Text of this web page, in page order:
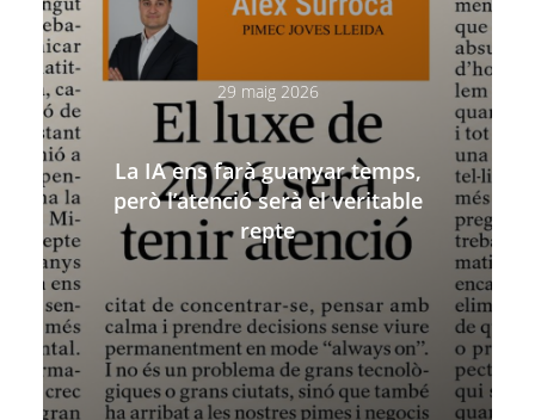
29 maig 2026
La IA ens farà guanyar temps,
però l’atenció serà el veritable
repte